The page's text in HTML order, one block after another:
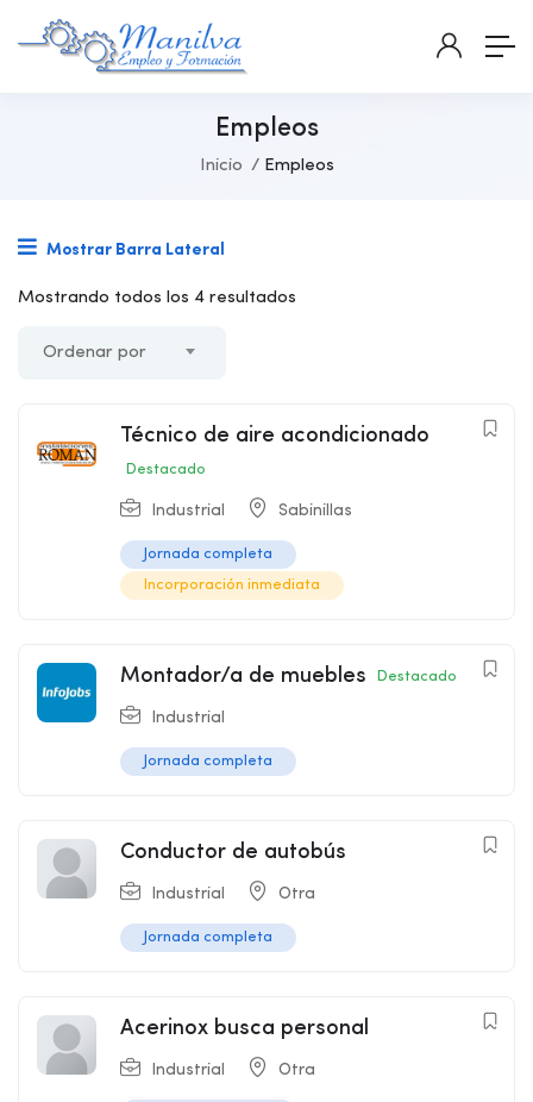
Empleos
Inicio Empleos
Mostrar Barra Lateral
Mostrando todos los 4 resultados
Ordenar por
Técnico de aire acondicionado
Destacado
Industrial Sabinillas
Jornada completa
Incorporación inmediata
Montador/a de muebles Destacado
Industrial
Jornada completa
Conductor de autobús
Industrial Otra
Jornada completa
Acerinox busca personal
Industrial Otra